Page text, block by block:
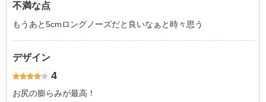
不満な点
もうあと5cmロングノーズだと良いなぁと時々思う
デザイン
4
お尻の膨らみが最高！